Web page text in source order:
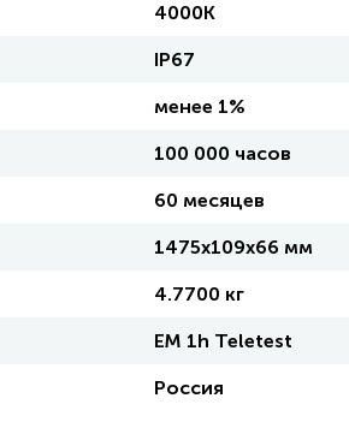
4000K
IP67
менее 1%
100 000 часов
60 месяцев
1475х109х66 мм
4.7700 кг
EM 1h Teletest
Россия